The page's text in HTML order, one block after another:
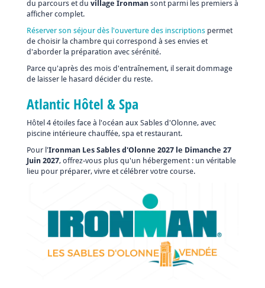
du parcours et du village Ironman sont parmi les premiers à
afficher complet.
Réserver son séjour dès l'ouverture des inscriptions permet
de choisir la chambre qui correspond à ses envies et
d'aborder la préparation avec sérénité.
Parce qu'après des mois d'entraînement, il serait dommage
de laisser le hasard décider du reste.
Atlantic Hôtel & Spa
Hôtel 4 étoiles face à l'océan aux Sables d'Olonne, avec
piscine intérieure chauffée, spa et restaurant.
Pour l'Ironman Les Sables d'Olonne 2027 le Dimanche 27
Juin 2027, offrez-vous plus qu'un hébergement : un véritable
lieu pour préparer, vivre et célébrer votre course.